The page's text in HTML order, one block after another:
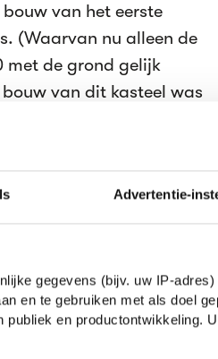
Advertentie-
gegevens (bijv. uw IP-
en te gebruiken met als doel
en productontwikkeling.
van het eerste
(Waarvan nu alleen de
met de grond gelijk
bouw van dit kasteel was
Cölln de hoofdstad
het volk te verklein en
residentie van de
kreeg de
ziet het er nu uit. de stad
En in 1486 maakte
was geworden de
de hoofdstad van